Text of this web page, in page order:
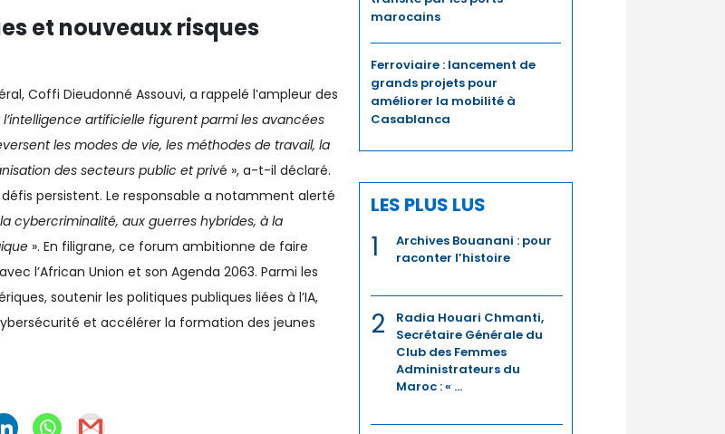
et nouveaux risques
Coffi Dieudonné Assouvi, a rappelé l’ampleur des
artificielle figurent parmi les avancées
les modes de vie, les méthodes de travail, la
des secteurs public et privé », a-t-il déclaré.
persistent. Le responsable a notamment alerté
cybercriminalité, aux guerres hybrides, à la
». En filigrane, ce forum ambitionne de faire
l’African Union et son Agenda 2063. Parmi les
soutenir les politiques publiques liées à l’IA,
et accélérer la formation des jeunes
marocains
Ferroviaire : lancement de
grands projets pour
améliorer la mobilité à
Casablanca
LES PLUS LUS
1
Archives Bouanani : pour
raconter l’histoire
2
Radia Houari Chmanti,
Secrétaire Générale du
Club des Femmes
Administrateurs du
Maroc : « ...